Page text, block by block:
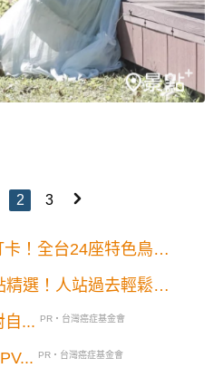
2 3
！全台24座特色鳥居
選！人站過去輕鬆拍
自...
PR・台灣癌症基金會
PR・台灣癌症基金會